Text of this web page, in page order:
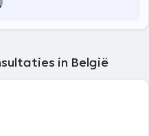
in België